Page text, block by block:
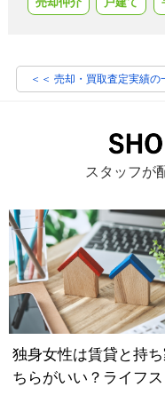
＜＜ 売却・買取査定実績の
スタッフが